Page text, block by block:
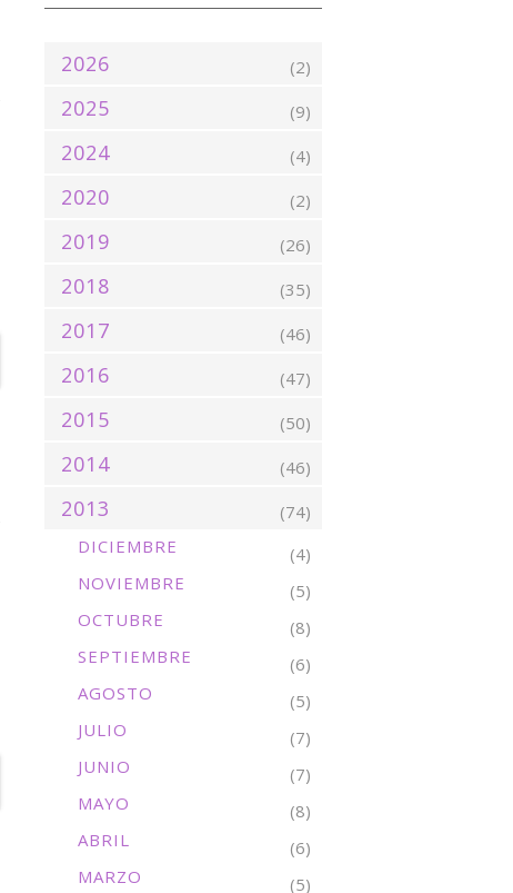
2026 (2)
2025 (9)
2024 (4)
2020 (2)
2019 (26)
2018 (35)
2017 (46)
2016 (47)
2015 (50)
2014 (46)
2013
(74)
DICIEMBRE
(4)
NOVIEMBRE
(5)
OCTUBRE
(8)
SEPTIEMBRE
(6)
AGOSTO
(5)
JULIO
(7)
JUNIO
(7)
MAYO
(8)
ABRIL
(6)
MARZO
(5)